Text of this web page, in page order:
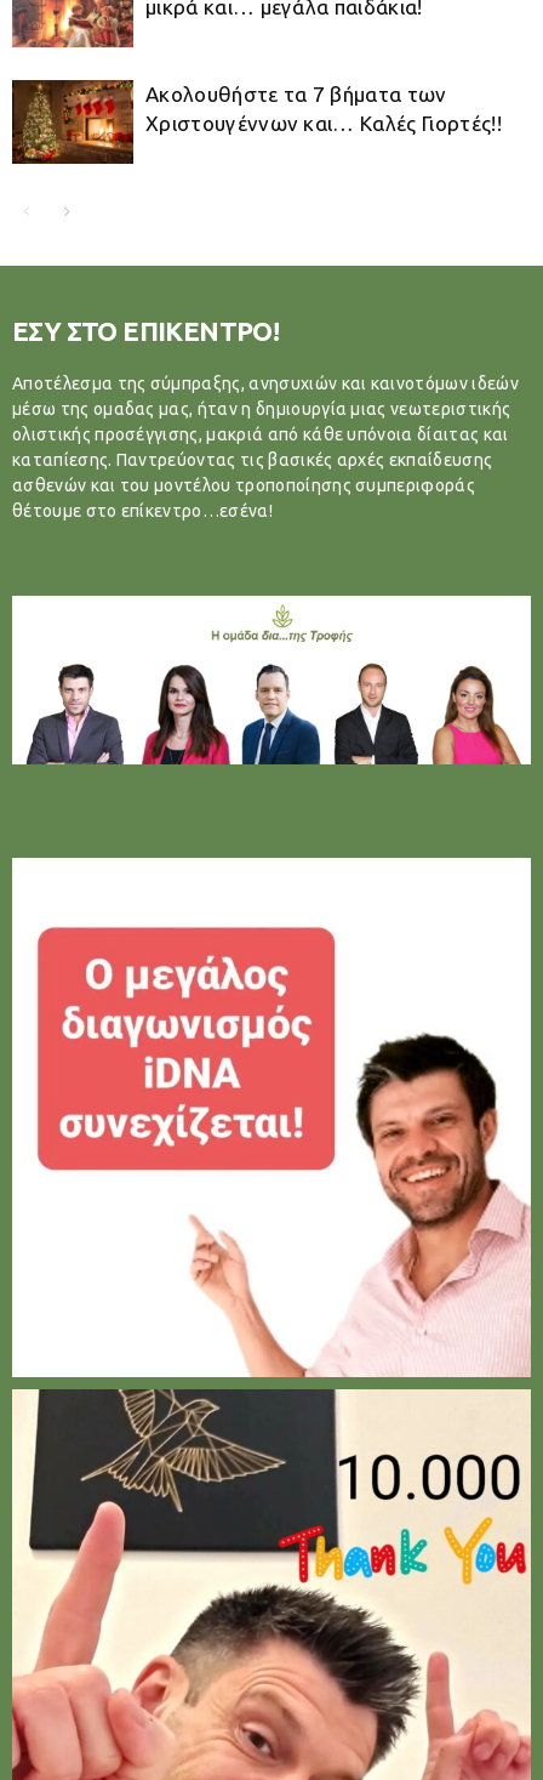
μικρά και… μεγάλα παιδάκια!
Ακολουθήστε τα 7 βήματα των
Χριστουγέννων και… Καλές Γιορτές!!
ΕΣΥ ΣΤΟ ΕΠΙΚΕΝΤΡΟ!
Αποτέλεσμα της σύμπραξης, ανησυχιών και καινοτόμων ιδεών
μέσω της ομαδας μας, ήταν η δημιουργία μιας νεωτεριστικής
ολιστικής προσέγγισης, μακριά από κάθε υπόνοια δίαιτας και
καταπίεσης. Παντρεύοντας τις βασικές αρχές εκπαίδευσης
ασθενών και του μοντέλου τροποποίησης συμπεριφοράς
θέτουμε στο επίκεντρο…εσένα!